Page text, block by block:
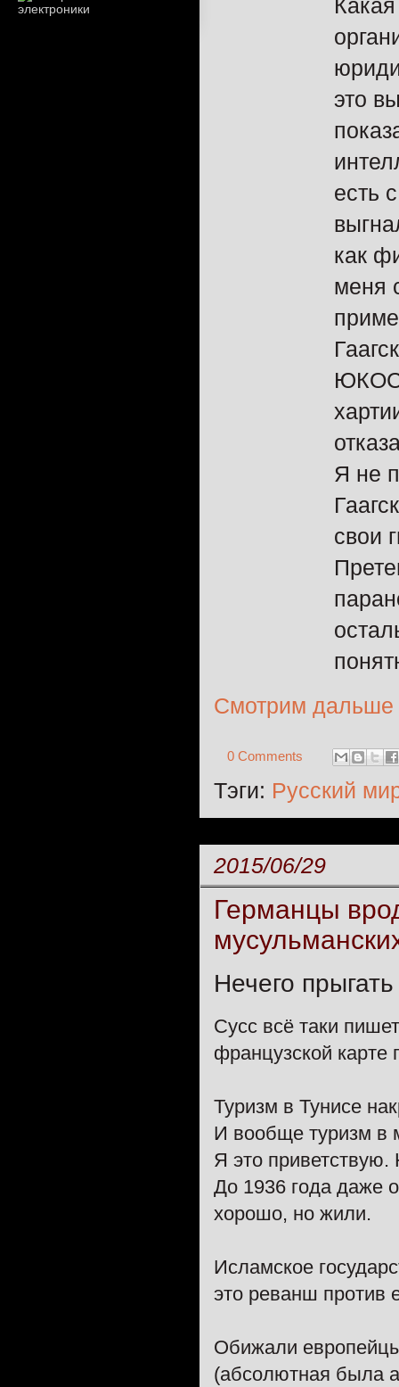
это
есть
как
меня
Я не
свои
Смотрим
0 Comments
Тэги: Русский
2015/06/29
Германцы
Нечего
Сусс всё таки
французской
Туризм в Тунисе
И вообще туризм в
Я это приветствую.
До 1936 года даже
хорошо, но жили.
Исламское
это реванш против
Обижали
(абсолютная была